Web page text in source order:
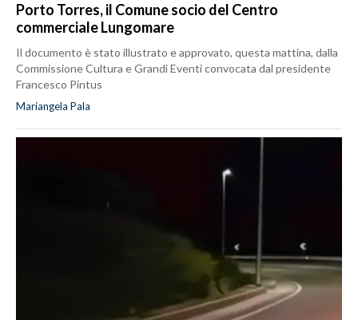
Porto Torres, il Comune socio del Centro
commerciale Lungomare
Il documento è stato illustrato e approvato, questa mattina, dalla
Commissione Cultura e Grandi Eventi convocata dal presidente
Francesco Pintus
Mariangela Pala